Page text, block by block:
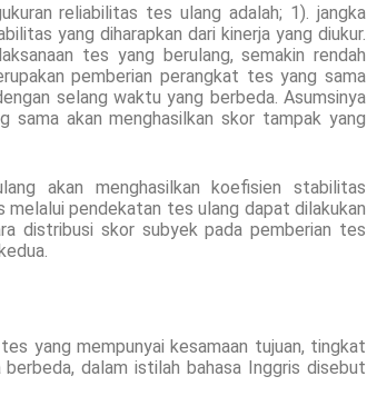
reliabilitas tes ulang adalah; 1). jangka
yang diharapkan dari kinerja yang diukur.
tes yang berulang, semakin rendah
pemberian perangkat tes yang sama
selang waktu yang berbeda. Asumsinya
sama akan menghasilkan skor tampak yang
akan menghasilkan koefisien stabilitas
pendekatan tes ulang dapat dilakukan
distribusi skor subyek pada pemberian tes
yang mempunyai kesamaan tujuan, tingkat
dalam istilah bahasa Inggris disebut